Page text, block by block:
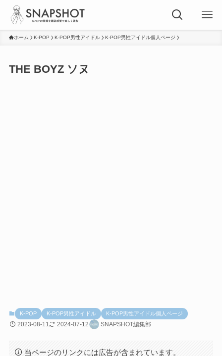
ホーム K-POP K-POP男性アイドル K-POP男性アイドル個人ページ
THE BOYZ ソヌ
K-POP K-POP男性アイドル K-POP男性アイドル個人ページ
2023-08-11 2024-07-12 SNAPSHOT編集部
当ページのリンクには広告が含まれています。